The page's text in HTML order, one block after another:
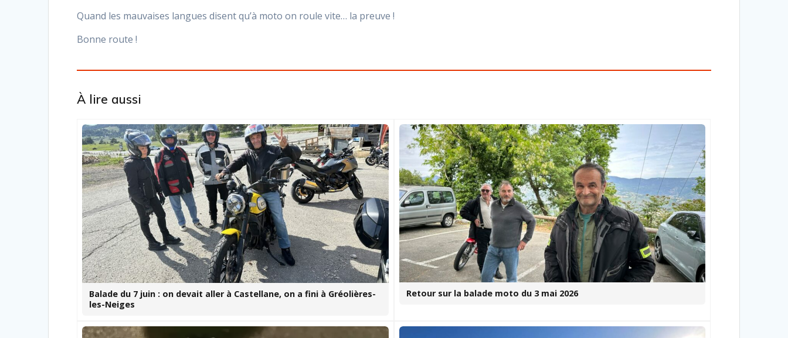
Quand les mauvaises langues disent qu’à moto on roule vite… la preuve !
Bonne route !
À lire aussi
Balade du 7 juin : on devait aller à Castellane, on a fini à Gréolières-
les-Neiges
Retour sur la balade moto du 3 mai 2026